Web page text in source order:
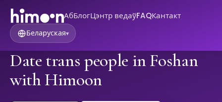
АбБлогЦэнтр ведаўFAQКантакт
Беларуская▾
Date trans people in Foshan
with Himoon